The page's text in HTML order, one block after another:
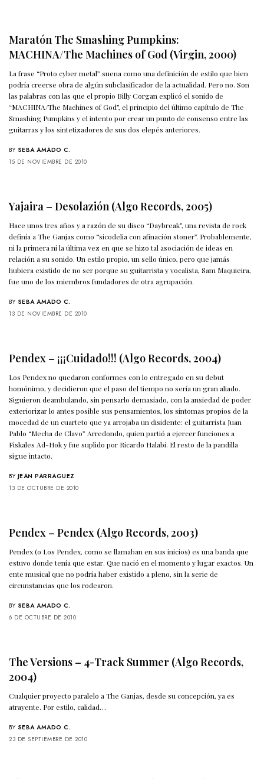
Maratón The Smashing Pumpkins:
MACHINA/The Machines of God (Virgin, 2000)
La frase “Proto cyber metal” suena como una definición de estilo que bien
podría creerse obra de algún subclasificador de la actualidad. Pero no. Son
las palabras con las que el propio Billy Corgan explicó el sonido de
“MACHINA/The Machines of God”, el principio del último capítulo de The
Smashing Pumpkins y el intento por crear un punto de consenso entre las
guitarras y los sintetizadores de sus dos elepés anteriores.
BY SEBA AMADO C.
15 DE NOVIEMBRE DE 2010
Yajaira – Desolazión (Algo Records, 2005)
Hace unos tres años y a razón de su disco “Daybreak”, una revista de rock
definía a The Ganjas como “sicodelia con afinación stoner”. Probablemente,
ni la primera ni la última vez en que se hizo tal asociación de ideas en
relación a su sonido. Un estilo propio, un sello único, pero que jamás
hubiera existido de no ser porque su guitarrista y vocalista, Sam Maquieira,
fue uno de los miembros fundadores de otra agrupación.
BY SEBA AMADO C.
13 DE NOVIEMBRE DE 2010
Pendex – ¡¡¡Cuidado!!! (Algo Records, 2004)
Los Pendex no quedaron conformes con lo entregado en su debut
homónimo, y decidieron que el paso del tiempo no sería un gran aliado.
Siguieron deambulando, sin pensarlo demasiado, con la ansiedad de poder
exteriorizar lo antes posible sus pensamientos, los síntomas propios de la
mocedad de un cuarteto que ya arrojaba un disidente: el guitarrista Juan
Pablo “Mecha de Clavo” Arredondo, quien partió a ejercer funciones a
Fiskales Ad-Hok y fue suplido por Ricardo Halabi. El resto de la pandilla
sigue intacto.
BY JEAN PARRAGUEZ
13 DE OCTUBRE DE 2010
Pendex – Pendex (Algo Records, 2003)
Pendex (o Los Pendex, como se llamaban en sus inicios) es una banda que
estuvo donde tenía que estar. Que nació en el momento y lugar exactos. Un
ente musical que no podría haber existido a pleno, sin la serie de
circunstancias que los rodearon.
BY SEBA AMADO C.
6 DE OCTUBRE DE 2010
The Versions – 4-Track Summer (Algo Records,
2004)
Cualquier proyecto paralelo a The Ganjas, desde su concepción, ya es
atrayente. Por estilo, calidad…
BY SEBA AMADO C.
23 DE SEPTIEMBRE DE 2010